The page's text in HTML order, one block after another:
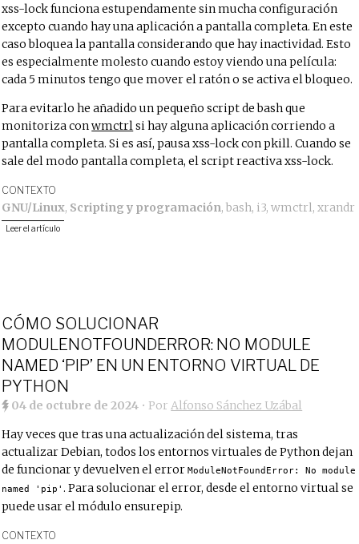
xss-lock funciona estupendamente sin mucha configuración
excepto cuando hay una aplicación a pantalla completa. En este
caso bloquea la pantalla considerando que hay inactividad. Esto
es especialmente molesto cuando estoy viendo una película:
cada 5 minutos tengo que mover el ratón o se activa el bloqueo.
Para evitarlo he añadido un pequeño script de bash que
monitoriza conwmctrlsi hay alguna aplicación corriendo a
pantalla completa. Si es así, pausa xss-lock con pkill. Cuando se
sale del modo pantalla completa, el script reactiva xss-lock.
CONTEXTO
GNU/Linux, Scripting y programación,bash, i3,wmctrl,xrandr
Leer el artículo
CÓMO SOLUCIONAR
MODULENOTFOUNDERROR: NO MODULE
NAMED ‘PIP’ EN UN ENTORNO VIRTUAL DE
PYTHON
04 de octubre de 2024 • PorAlfonso Sánchez Uzábal
Hay veces que tras una actualización del sistema, tras
actualizar Debian, todos los entornos virtuales de Python dejan
de funcionar y devuelven el errorModuleNotFoundError: No module
named 'pip'. Para solucionar el error, desde el entorno virtual se
puede usar el módulo ensurepip.
CONTEXTO